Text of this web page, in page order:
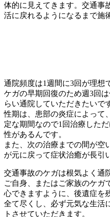
体的に見えてきます。交通事
活に戻れるようになるまで施
通院頻度は1週間に3回が理想
ケガの早期回復のため週3回
らい通院していただきたいで
性期は、患部の炎症によって
定な期間なので1回治療した
性があるんです。
また、次の治療までの間が空
が元に戻って症状治癒が長引
交通事故のケガは根気よく通
ご自身、またはご家族のケガ
心できますように、後遺症を
全て尽くし、必ず元気な生活
トさせていただきます。